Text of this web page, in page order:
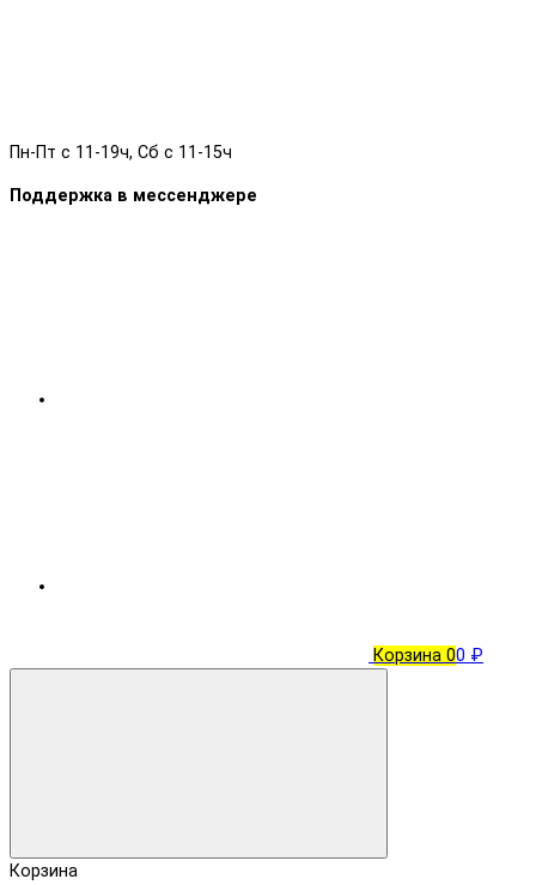
Пн-Пт с 11-19ч, Сб с 11-15ч
Поддержка в мессенджере
Корзина 00 ₽
Корзина